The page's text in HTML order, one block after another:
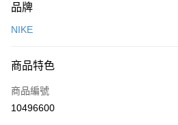
台灣樂天信用卡公司
【關於「AFTEE先享後付」】
便利好安心！
３．安心：先確認商品／服務後，再付款。
【「AFTEE先享後付」結帳流程】
１．於結帳方式選擇「AFTEE先享後付」後
運送方式
每筆NT$100，滿NT$1,500(含以上)免
宅配
每筆NT$100，滿NT$1,500(含以上)免
品牌
NIKE
商品特色
商品編號
10496600